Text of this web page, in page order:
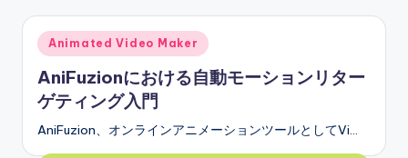
J
a
p
a
n
Posted
in
Animated Video Maker
AniFuzionにおける自動モーションリター
ゲティング入門
AniFuzion、オンラインアニメーションツールとしてVi…